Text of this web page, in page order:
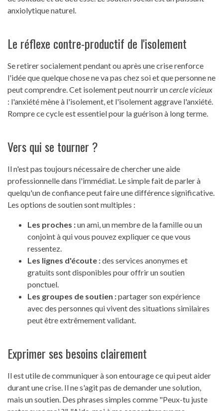
anxiolytique naturel.
Le réflexe contre-productif de l'isolement
Se retirer socialement pendant ou après une crise renforce
l'idée que quelque chose ne va pas chez soi et que personne ne
peut comprendre. Cet isolement peut nourrir uncercle vicieux
: l'anxiété mène à l'isolement, et l'isolement aggrave l'anxiété.
Rompre ce cycle est essentiel pour la guérison à long terme.
Vers qui se tourner ?
Il n'est pas toujours nécessaire de chercher une aide
professionnelle dans l'immédiat. Le simple fait de parler à
quelqu'un de confiance peut faire une différence significative.
Les options de soutien sont multiples :
Les proches :un ami, un membre de la famille ou un
conjoint à qui vous pouvez expliquer ce que vous
ressentez.
Les lignes d'écoute :des services anonymes et
gratuits sont disponibles pour offrir un soutien
ponctuel.
Les groupes de soutien :partager son expérience
avec des personnes qui vivent des situations similaires
peut être extrêmement validant.
Exprimer ses besoins clairement
Il est utile de communiquer à son entourage ce qui peut aider
durant une crise. Il ne s'agit pas de demander une solution,
mais un soutien. Des phrases simples comme "Peux-tu juste